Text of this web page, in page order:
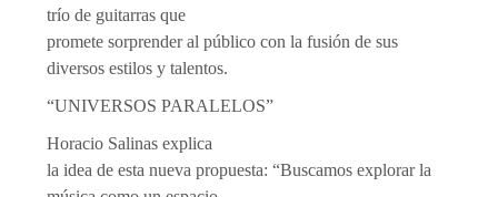
trío de guitarras que
promete sorprender al público con la fusión de sus
diversos estilos y talentos.
“UNIVERSOS PARALELOS”
Horacio Salinas explica
la idea de esta nueva propuesta: “Buscamos explorar la